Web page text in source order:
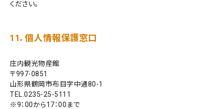
ください。
11．個人情報保護窓口
庄内観光物産館
997-0851
山形県鶴岡市布目字中通80-1
TEL.0235-25-5111
※9：00から17：00まで